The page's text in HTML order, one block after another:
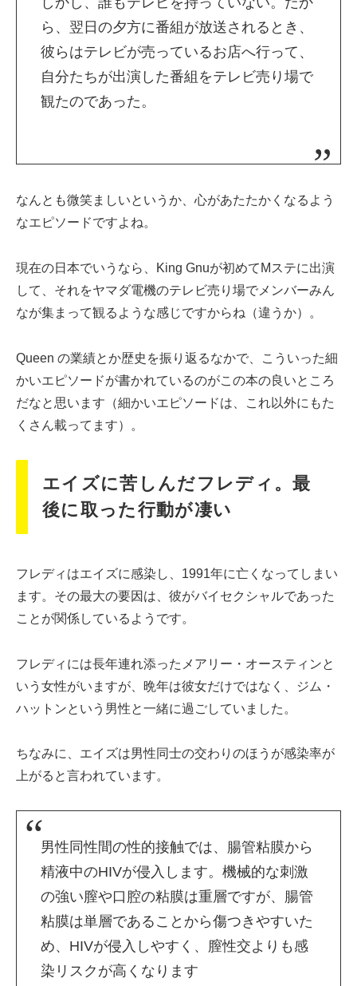
ら、翌日の夕方に番組が放送されるとき、
彼らはテレビが売っているお店へ行って、
自分たちが出演した番組をテレビ売り場で
観たのであった。
なんとも微笑ましいというか、心があたたかくなるよう
なエピソードですよね。
現在の日本でいうなら、King Gnuが初めてMステに出演
して、それをヤマダ電機のテレビ売り場でメンバーみん
なが集まって観るような感じですからね（違うか）。
Queen の業績とか歴史を振り返るなかで、こういった細
かいエピソードが書かれているのがこの本の良いところ
だなと思います（細かいエピソードは、これ以外にもた
くさん載ってます）。
エイズに苦しんだフレディ。最
後に取った行動が凄い
フレディはエイズに感染し、1991年に亡くなってしまい
ます。その最大の要因は、彼がバイセクシャルであった
ことが関係しているようです。
フレディには長年連れ添ったメアリー・オースティンと
いう女性がいますが、晩年は彼女だけではなく、ジム・
ハットンという男性と一緒に過ごしていました。
ちなみに、エイズは男性同士の交わりのほうが感染率が
上がると言われています。
男性同性間の性的接触では、腸管粘膜から
精液中のHIVが侵入します。機械的な刺激
の強い膣や口腔の粘膜は重層ですが、腸管
粘膜は単層であることから傷つきやすいた
め、HIVが侵入しやすく、膣性交よりも感
染リスクが高くなります